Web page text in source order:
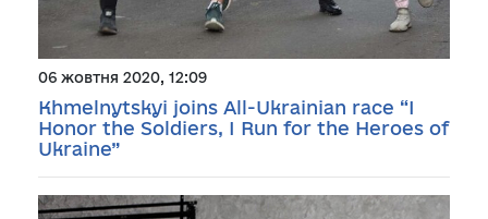
06 жовтня 2020, 12:09
Khmelnytskyi joins All-Ukrainian race “I
Honor the Soldiers, I Run for the Heroes of
Ukraine”